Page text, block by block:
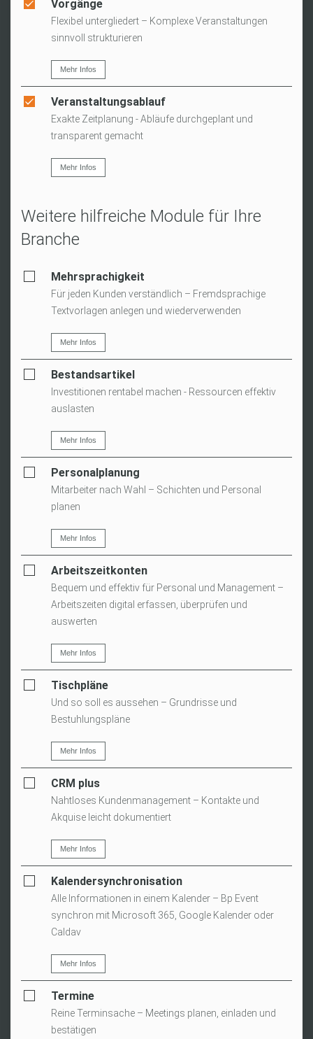
Vorgänge
Flexibel untergliedert – Komplexe Veranstaltungen
sinnvoll strukturieren
Mehr Infos
Veranstaltungsablauf
Exakte Zeitplanung - Abläufe durchgeplant und
transparent gemacht
Mehr Infos
Weitere hilfreiche Module für Ihre
Branche
Mehrsprachigkeit
Für jeden Kunden verständlich – Fremdsprachige
Textvorlagen anlegen und wiederverwenden
Mehr Infos
Bestandsartikel
Investitionen rentabel machen - Ressourcen effektiv
auslasten
Mehr Infos
Personalplanung
Mitarbeiter nach Wahl – Schichten und Personal
planen
Mehr Infos
Arbeitszeitkonten
Bequem und effektiv für Personal und Management –
Arbeitszeiten digital erfassen, überprüfen und
auswerten
Mehr Infos
Tischpläne
Und so soll es aussehen – Grundrisse und
Bestuhlungspläne
Mehr Infos
CRM plus
Nahtloses Kundenmanagement – Kontakte und
Akquise leicht dokumentiert
Mehr Infos
Kalendersynchronisation
Alle Informationen in einem Kalender – Bp Event
synchron mit Microsoft 365, Google Kalender oder
Caldav
Mehr Infos
Termine
Reine Terminsache – Meetings planen, einladen und
bestätigen